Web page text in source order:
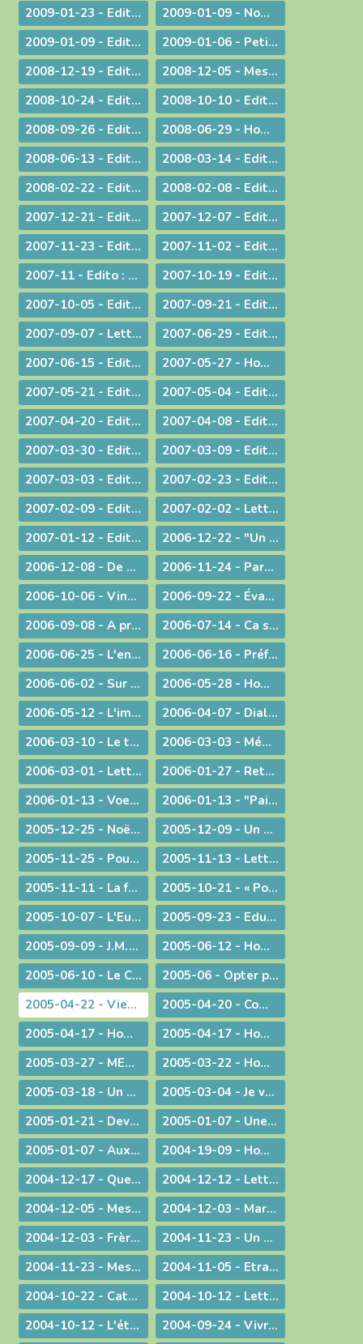
2009-01-23 - Edito : Une prière sans parole
2009-01-09 - Nomination : le P. S. Bataille, futur Supérieur du Séminaire Français de Rome
2009-01-09 - Edito : Sur les traces de saint Paul : le Forum de l'évangélisation
2009-01-06 - Petit guide de lecture de l'encylique « L'ÉGLISE VIT DE L'EUCHARISTIE »
2008-12-19 - Edito : Noël ou l'humilité de Dieu
2008-12-05 - Message pour le Jubilé du Saint Curé d'Ars
2008-10-24 - Edito : Rendez à César... rendez à Dieu...
2008-10-10 - Edito : La Parole de Dieu et la marche du monde
2008-09-26 - Edito : L'Eglise en France, une nouvelle fois visitée
2008-06-29 - Homélie pour les ordinations
2008-06-13 - Edito : Dialogue interreligieux : Le sens de la liberté religieuse
2008-03-14 - Edito : Là où se trouve Dieu... là se trouve l'avenir
2008-02-22 - Edito : Le regard de la foi
2008-02-08 - Edito : Quelle unité ?
2007-12-21 - Edito : Noël : Souffler sur les braises de l'espérance !
2007-12-07 - Edito : Anne-Lorraine - Sa résistance lui a coûté la vie !
2007-11-23 - Edito : La remise des Actes : une démarche liturgique
2007-11-02 - Edito : La remise d'un livre : une démarche diocésaine
2007-11 - Edito : A propos du Téléthon 2007
2007-10-19 - Edito : Discerner
2007-10-05 - Edito : Des temps nouveaux pour l'Evangile "Passons aux Actes !"
2007-09-21 - Edito : L'amour du plus faible
2007-09-07 - Lettre aux prêtres à propos du Motu Proprio
2007-06-29 - Edito : Merci à vous, prêtres nouvellement nommés
2007-06-15 - Edito : A propos des "sans papiers"
2007-05-27 - Homélie de Confirmation - Pentecôte
2007-05-21 - Edito : Justice, jugement et miséricorde
2007-05-04 - Edito : Au service des vocations sacerdotales : une journée inédite !
2007-04-20 - Edito : Une citoyenneté responsable
2007-04-08 - Edito : Un baptême pas comme les autres - Pâques 2007
2007-03-30 - Edito : A la veille des élections / A propos des élections présidentielles et législatives
2007-03-09 - Edito : Double "fil de vie" - Un aspect de la liturgie du Carême
2007-03-03 - Edito : Le chemin de la filialié
2007-02-23 - Edito : "Il faut que le monde sache..." Conversion et Mission
2007-02-09 - Edito : "Je suis allée essayer mon cercueil !"
2007-02-02 - Lettre aux prêtres et aux diacres
2007-01-12 - Edito : Le Gange et l'Himalaya
2006-12-22 - "Un Sauveur vous est né !"
2006-12-08 - De Ratisbonne à Ankara, un dialogue ininterrompu
2006-11-24 - Parentalité
2006-10-06 - Vingt ans déjà !
2006-09-22 - Évangéliser : aller au large !
2006-09-08 - A propos du Liban
2006-07-14 - Ca se passe en France !
2006-06-25 - L'enjeu de toute existence : trouver Le chemin !
2006-06-16 - Préférer le bonheur à la vérité ?
2006-06-02 - Sur les pas de Jean-Paul II
2006-05-28 - Homélie à la messe télévisée à Notre-Dame de Bourg
2006-05-12 - L'immigration
2006-04-07 - Dialogue interreligieux
2006-03-10 - Le trésor de la foi
2006-03-03 - Méditation sur l'Evangile du 4° dimanche de Carême 2006
2006-03-01 - Lettre aux prêtres et aux diacres
2006-01-27 - Retour aux origines
2006-01-13 - Voeux... pour aujourd'hui
2006-01-13 - "Paix sur la terre !"
2005-12-25 - Noël : la nouveauté chrétienne
2005-12-09 - Un modèle de persévérance dans l'élaboration d'une loi
2005-11-25 - Pour une laïcité constructive
2005-11-13 - Lettre aux prêtres et aux diacres
2005-11-11 - La faiblesse au service d'une cause
2005-10-21 - « Pour de nouveaux modes de vie ! »
2005-10-07 - L'Eucharistie, source de la transformation des cœurs et du monde
2005-09-23 - Eduquer
2005-09-09 - J.M.J. du souvenir à l'avenir !
2005-06-12 - Homélie pour des ordinations diaconales
2005-06-10 - Le Curé d'Ars chez le Pape !
2005-06 - Opter pour l'avenir
2005-04-22 - Viens Esprit-Saint !
2005-04-20 - Communiqué à l'occasion de l'élection du Pape Benoît XVI
2005-04-17 - Homélie pour la journée des vocations
2005-04-17 - Homélie pour la journée des vocations
2005-03-27 - MESSAGE PASCAL 2005 : Marcher avec nos jambes !
2005-03-22 - Homélie pour la messe chrismale
2005-03-18 - Un degré de plus !
2005-03-04 - Je vais devenir plus pratiquant
2005-01-21 - Devant l'absurde
2005-01-07 - Une conscience planétaire
2005-01-07 - Aux portes du bonheur !
2004-19-09 - Homélie pour la Messe retransmise par la télévision depuis l'abbatiale d'Ambronay
2004-12-17 - Quelle Famille ?
2004-12-12 - Lettre aux prêtres
2004-12-05 - Message lors de la Messe d'au revoir à St-Didier-sur-Chalaronne
2004-12-03 - Marie, le premier tabernacle de l'histoire
2004-12-03 - Frère Gabriel Taborin, à l'école de la Sainte Famille
2004-11-23 - Un peu d'air frais !
2004-11-23 - Message lors du coup d'envoi pour les JMJ !
2004-11-05 - Etranges, surprenantes Béatitudes
2004-10-22 - Catécoeur ! Jésus est mon trésor
2004-10-12 - Lettre aux prêtres
2004-10-12 - L'étrange pouvoir du clown
2004-09-24 - Vivre en Eglise